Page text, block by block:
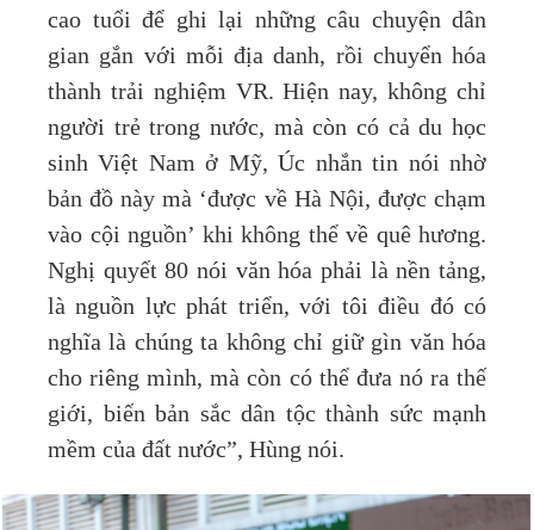
cao tuổi để ghi lại những câu chuyện dân
gian gắn với mỗi địa danh, rồi chuyển hóa
thành trải nghiệm VR. Hiện nay, không chỉ
người trẻ trong nước, mà còn có cả du học
sinh Việt Nam ở Mỹ, Úc nhắn tin nói nhờ
bản đồ này mà ‘được về Hà Nội, được chạm
vào cội nguồn’ khi không thể về quê hương.
Nghị quyết 80 nói văn hóa phải là nền tảng,
là nguồn lực phát triển, với tôi điều đó có
nghĩa là chúng ta không chỉ giữ gìn văn hóa
cho riêng mình, mà còn có thể đưa nó ra thế
giới, biến bản sắc dân tộc thành sức mạnh
mềm của đất nước”, Hùng nói.